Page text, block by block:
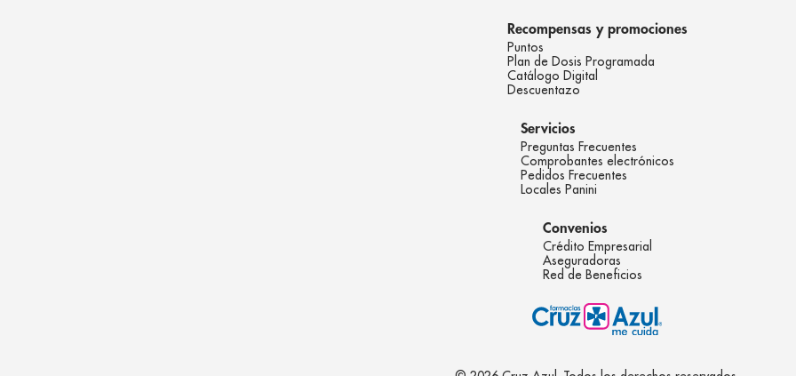
Recompensas y promociones
Puntos
Plan de Dosis Programada
Catálogo Digital
Descuentazo
Servicios
Preguntas Frecuentes
Comprobantes electrónicos
Pedidos Frecuentes
Locales Panini
Convenios
Crédito Empresarial
Aseguradoras
Red de Beneficios